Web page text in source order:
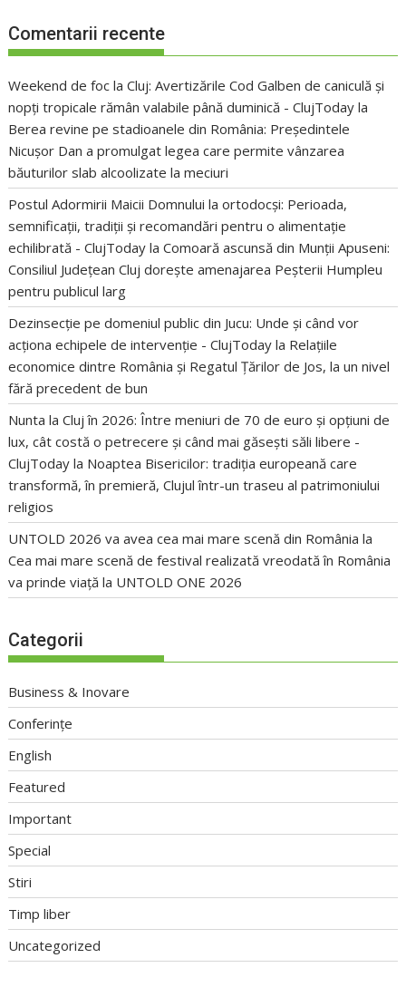
Comentarii recente
Weekend de foc la Cluj: Avertizările Cod Galben de caniculă și
nopți tropicale rămân valabile până duminică - ClujToday la
Berea revine pe stadioanele din România: Președintele
Nicușor Dan a promulgat legea care permite vânzarea
băuturilor slab alcoolizate la meciuri
Postul Adormirii Maicii Domnului la ortodocși: Perioada,
semnificații, tradiții și recomandări pentru o alimentație
echilibrată - ClujToday laComoară ascunsă din Munții Apuseni:
Consiliul Județean Cluj dorește amenajarea Peșterii Humpleu
pentru publicul larg
Dezinsecție pe domeniul public din Jucu: Unde și când vor
acționa echipele de intervenție - ClujToday la Relațiile
economice dintre România și Regatul Țărilor de Jos, la un nivel
fără precedent de bun
Nunta la Cluj în 2026: Între meniuri de 70 de euro și opțiuni de
lux, cât costă o petrecere și când mai găsești săli libere -
ClujToday la Noaptea Bisericilor: tradiția europeană care
transformă, în premieră, Clujul într-un traseu al patrimoniului
religios
UNTOLD 2026 va avea cea mai mare scenă din România la
Cea mai mare scenă de festival realizată vreodată în România
va prinde viață la UNTOLD ONE 2026
Categorii
Business & Inovare
Conferințe
English
Featured
Important
Special
Stiri
Timp liber
Uncategorized